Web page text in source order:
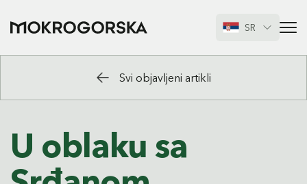
SR
Svi objavljeni artikli
U oblaku sa